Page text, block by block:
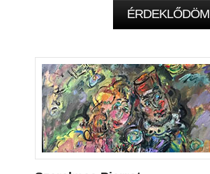
ÉRDEKLŐDÖM